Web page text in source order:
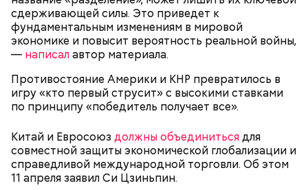
сдерживающей силы. Это приведет к
фундаментальным изменениям в мировой
экономике и повысит вероятность реальной войны,
— написалавтор материала.
Противостояние Америки и КНР превратилось в
игру «кто первый струсит» с высокими ставками
по принципу «победитель получает все».
Китай и Евросоюз должны объединитьсядля
совместной защиты экономической глобализации и
справедливой международной торговли. Об этом
11 апреля заявил Си Цзиньпин.
работала гувернанткой в марсельской семье, а в
1920 году переехала в Версаль, где была на
протяжении 16 лет учителем в двух семьях. В 1923
году она стала послушницей в монастыре и спустя
20 лет приняла монашество в одном из парижских
монастырей.